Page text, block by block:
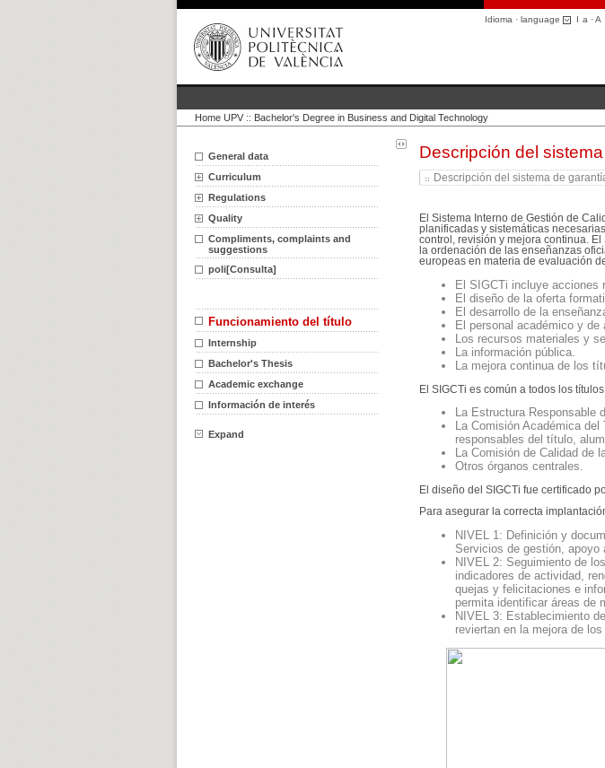
Idioma · language I a ·A
Home UPV :: Bachelor's Degree in Business and Digital Technology
General data
Curriculum
Regulations
Quality
Compliments, complaints and
suggestions
poli[Consulta]
Funcionamiento del título
Internship
Bachelor's Thesis
Academic exchange
Información de interés
Expand
Descripción del
Descripción del sistema de
El Sistema Interno de Gestión de
planificadas y sistemáticas
control, revisión y mejora continua.
la ordenación de las enseñanzas
europeas en materia de evaluación
El SIGCTi incluye acciones
El diseño de la oferta
El desarrollo de la
El personal académico y de
Los recursos materiales y
La información pública.
La mejora continua de los
El SIGCTi es común a todos los
La Estructura Responsable
La Comisión Académica
responsables del título,
La Comisión de Calidad de
Otros órganos centrales.
El diseño del SIGCTi fue certificado
Para asegurar la correcta
NIVEL 1: Definición y
Servicios de gestión,
NIVEL 2: Seguimiento de
indicadores de actividad,
quejas y felicitaciones e
permita identificar áreas de
NIVEL 3: Establecimiento
reviertan en la mejora de